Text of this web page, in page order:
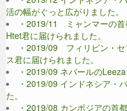
活の幅がぐっと広がりました。
・2019/11 ミャンマーの
Htet君に届けられました。
・2019/09 フィリピン・
ス君に届けられました。
・2019/09 ネパールの
・2019/09 インドネシア・
た。
・2019/08 カンボジアの首